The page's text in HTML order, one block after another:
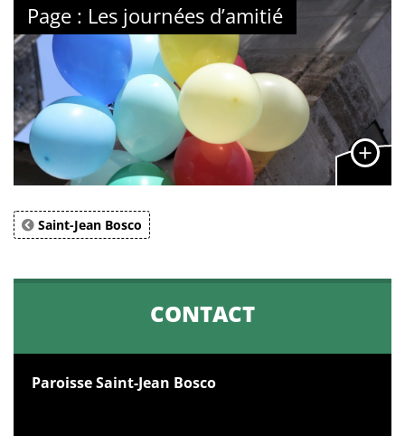
Page : Les journées d’amitié
Saint-Jean Bosco
CONTACT
Paroisse Saint-Jean Bosco